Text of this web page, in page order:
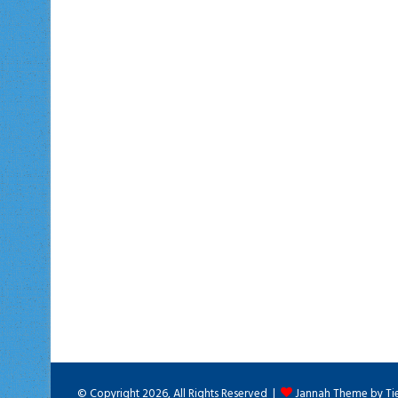
© Copyright 2026, All Rights Reserved | Jannah Theme by